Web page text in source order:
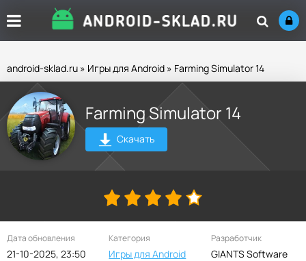
android-sklad.ru » Игры для Android » Farming Simulator 14
Farming Simulator 14
Скачать
Дата обновления
21-10-2025, 23:50
Категория
Игры для Android
Разработчик
GIANTS Software